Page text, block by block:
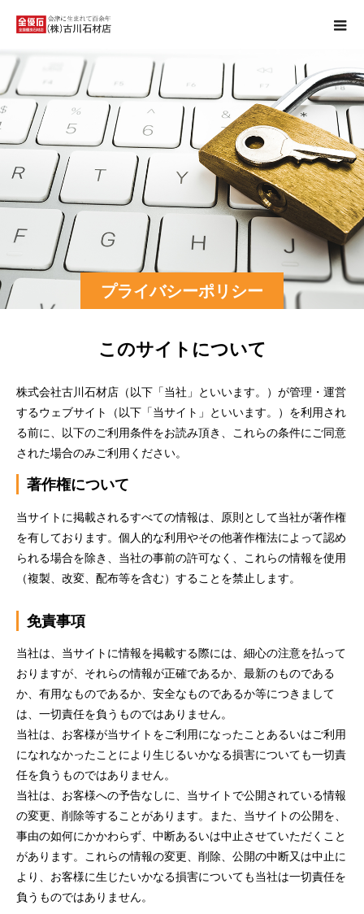
プライバシーポリシー
このサイトについて
株式会社古川石材店（以下「当社」といいます。）が管理・運営
するウェブサイト（以下「当サイト」といいます。）を利用され
る前に、以下のご利用条件をお読み頂き、これらの条件にご同意
された場合のみご利用ください。
著作権について
当サイトに掲載されるすべての情報は、原則として当社が著作権
を有しております。個人的な利用やその他著作権法によって認め
られる場合を除き、当社の事前の許可なく、これらの情報を使用
（複製、改変、配布等を含む）することを禁止します。
免責事項
当社は、当サイトに情報を掲載する際には、細心の注意を払って
おりますが、それらの情報が正確であるか、最新のものである
か、有用なものであるか、安全なものであるか等につきまして
は、一切責任を負うものではありません。
当社は、お客様が当サイトをご利用になったことあるいはご利用
になれなかったことにより生じるいかなる損害についても一切責
任を負うものではありません。
当社は、お客様への予告なしに、当サイトで公開されている情報
の変更、削除等することがあります。また、当サイトの公開を、
事由の如何にかかわらず、中断あるいは中止させていただくこと
があります。これらの情報の変更、削除、公開の中断又は中止に
より、お客様に生じたいかなる損害についても当社は一切責任を
負うものではありません。